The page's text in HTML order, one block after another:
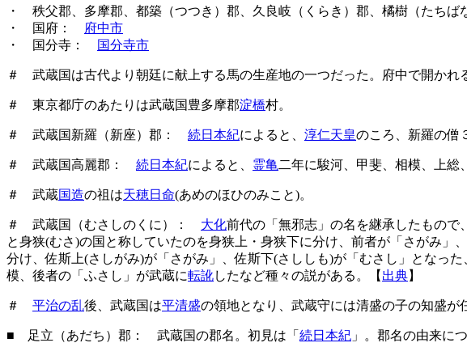
・ 秩父郡、多摩郡、都築（つつき）郡、久良岐（くらき）郡、橘樹（たちば
・ 国府：
府中市
・ 国分寺：
国分寺市
＃ 武蔵国は古代より朝廷に献上する馬の生産地の一つだった。府中で開かれ
＃ 東京都庁のあたりは武蔵国豊多摩郡淀橋村。
＃ 武蔵国新羅（新座）郡： 続日本紀によると、 淳仁天皇のころ、新羅の僧
＃ 武蔵国高麗郡： 続日本紀によると、 霊亀 二年に駿河、甲斐、相模、上総
＃ 武蔵国造の祖は天穂日命(あめのほひのみこと)。
＃ 武蔵国（むさしのくに）： 大化前代の「無邪志」の名を継承したもので
と身狭(むさ)の国と称していたのを身狭上・身狭下に分け、前者が「さがみ
分け、佐斯上(さしがみ)が「さがみ」、佐斯下(さししも)が「むさし」となっ
模、後者の「ふさし」が武蔵に転訛したなど種々の説がある。【 出典】
＃ 平治の乱後、武蔵国は平清盛の領地となり、武蔵守には清盛の子の知盛が
■ 足立（あだち）郡： 武蔵国の郡名。初見は「 続日本紀 」。郡名の由来に